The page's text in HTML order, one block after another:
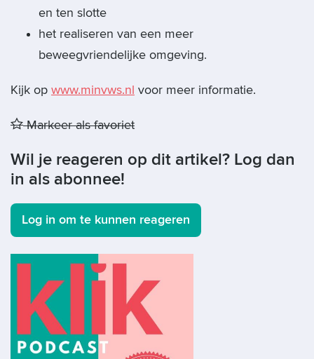
en ten slotte
het realiseren van een meer
beweegvriendelijke omgeving.
Kijk op www.minvws.nl voor meer informatie.
Markeer als favoriet
Wil je reageren op dit artikel? Log dan
in als abonnee!
Log in om te kunnen reageren